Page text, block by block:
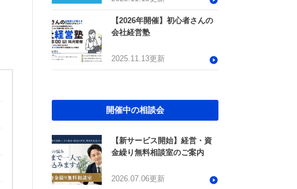
【2026年開催】初心者さんの
会社経営塾
2025.11.13更新
開催中の相談会
【新サービス開始】経営・資
金繰り無料相談室のご案内
2026.07.06更新